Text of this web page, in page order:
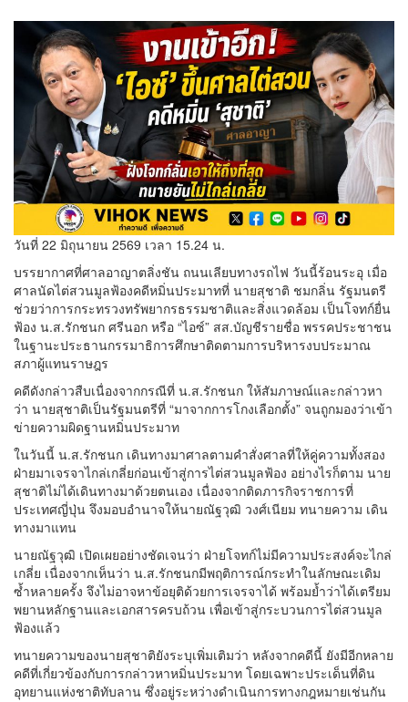
วันที่ 22 มิถุนายน 2569 เวลา 15.24 น.
บรรยากาศที่ศาลอาญาตลิ่งชัน ถนนเลียบทางรถไฟ วันนี้ร้อนระอุ เมื่อ
ศาลนัดไต่สวนมูลฟ้องคดีหมิ่นประมาทที่ นายสุชาติ ชมกลิ่น รัฐมนตรี
ช่วยว่าการกระทรวงทรัพยากรธรรมชาติและสิ่งแวดล้อม เป็นโจทก์ยื่น
ฟ้อง น.ส.รักชนก ศรีนอก หรือ “ไอซ์” สส.บัญชีรายชื่อ พรรคประชาชน
ในฐานะประธานกรรมาธิการศึกษาติดตามการบริหารงบประมาณ
สภาผู้แทนราษฎร
คดีดังกล่าวสืบเนื่องจากกรณีที่ น.ส.รักชนก ให้สัมภาษณ์และกล่าวหา
ว่า นายสุชาติเป็นรัฐมนตรีที่ “มาจากการโกงเลือกตั้ง” จนถูกมองว่าเข้า
ข่ายความผิดฐานหมิ่นประมาท
ในวันนี้ น.ส.รักชนก เดินทางมาศาลตามคำสั่งศาลที่ให้คู่ความทั้งสอง
ฝ่ายมาเจรจาไกล่เกลี่ยก่อนเข้าสู่การไต่สวนมูลฟ้อง อย่างไรก็ตาม นาย
สุชาติไม่ได้เดินทางมาด้วยตนเอง เนื่องจากติดภารกิจราชการที่
ประเทศญี่ปุ่น จึงมอบอำนาจให้นายณัฐวุฒิ วงศ์เนียม ทนายความ เดิน
ทางมาแทน
นายณัฐวุฒิ เปิดเผยอย่างชัดเจนว่า ฝ่ายโจทก์ไม่มีความประสงค์จะไกล่
เกลี่ย เนื่องจากเห็นว่า น.ส.รักชนกมีพฤติการณ์กระทำในลักษณะเดิม
ซ้ำหลายครั้ง จึงไม่อาจหาข้อยุติด้วยการเจรจาได้ พร้อมย้ำว่าได้เตรียม
พยานหลักฐานและเอกสารครบถ้วน เพื่อเข้าสู่กระบวนการไต่สวนมูล
ฟ้องแล้ว
ทนายความของนายสุชาติยังระบุเพิ่มเติมว่า หลังจากคดีนี้ ยังมีอีกหลาย
คดีที่เกี่ยวข้องกับการกล่าวหาหมิ่นประมาท โดยเฉพาะประเด็นที่ดิน
อุทยานแห่งชาติทับลาน ซึ่งอยู่ระหว่างดำเนินการทางกฎหมายเช่นกัน